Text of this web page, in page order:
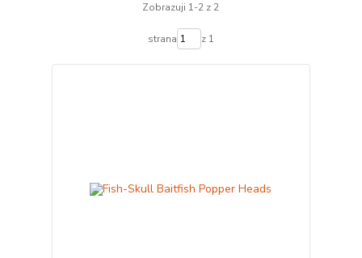
Zobrazuji 1-2 z 2
strana z 1